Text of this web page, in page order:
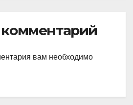
вам необходимо